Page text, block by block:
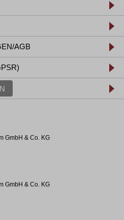
AGB
GmbH & Co. KG
GmbH & Co. KG